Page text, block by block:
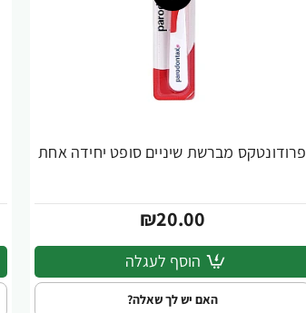
פרודונטקס מברשת שיניים סופט יחידה אחת
₪20.00
הוסף לעגלה
האם יש לך שאלה?